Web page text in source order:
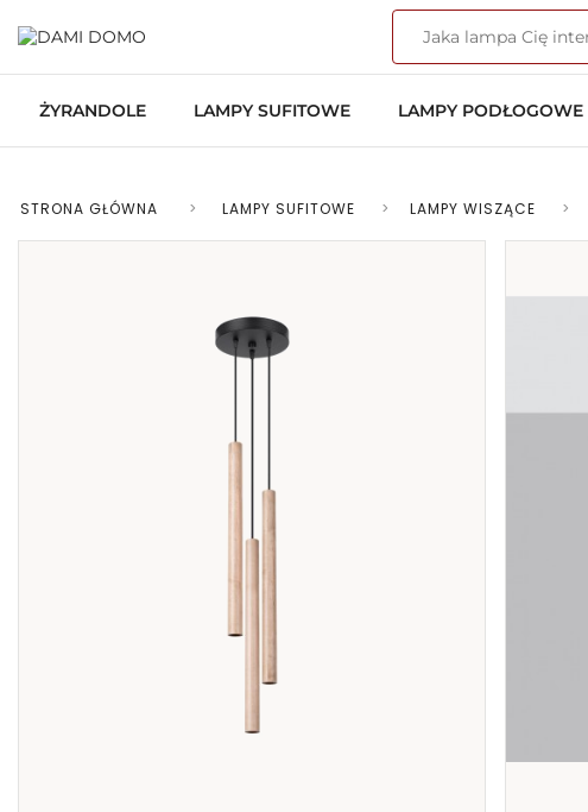
ŻYRANDOLE LAMPY SUFITOWE LAMPY PODŁOGOWE
STRONA GŁÓWNA > LAMPY SUFITOWE > LAMPY WISZĄCE >